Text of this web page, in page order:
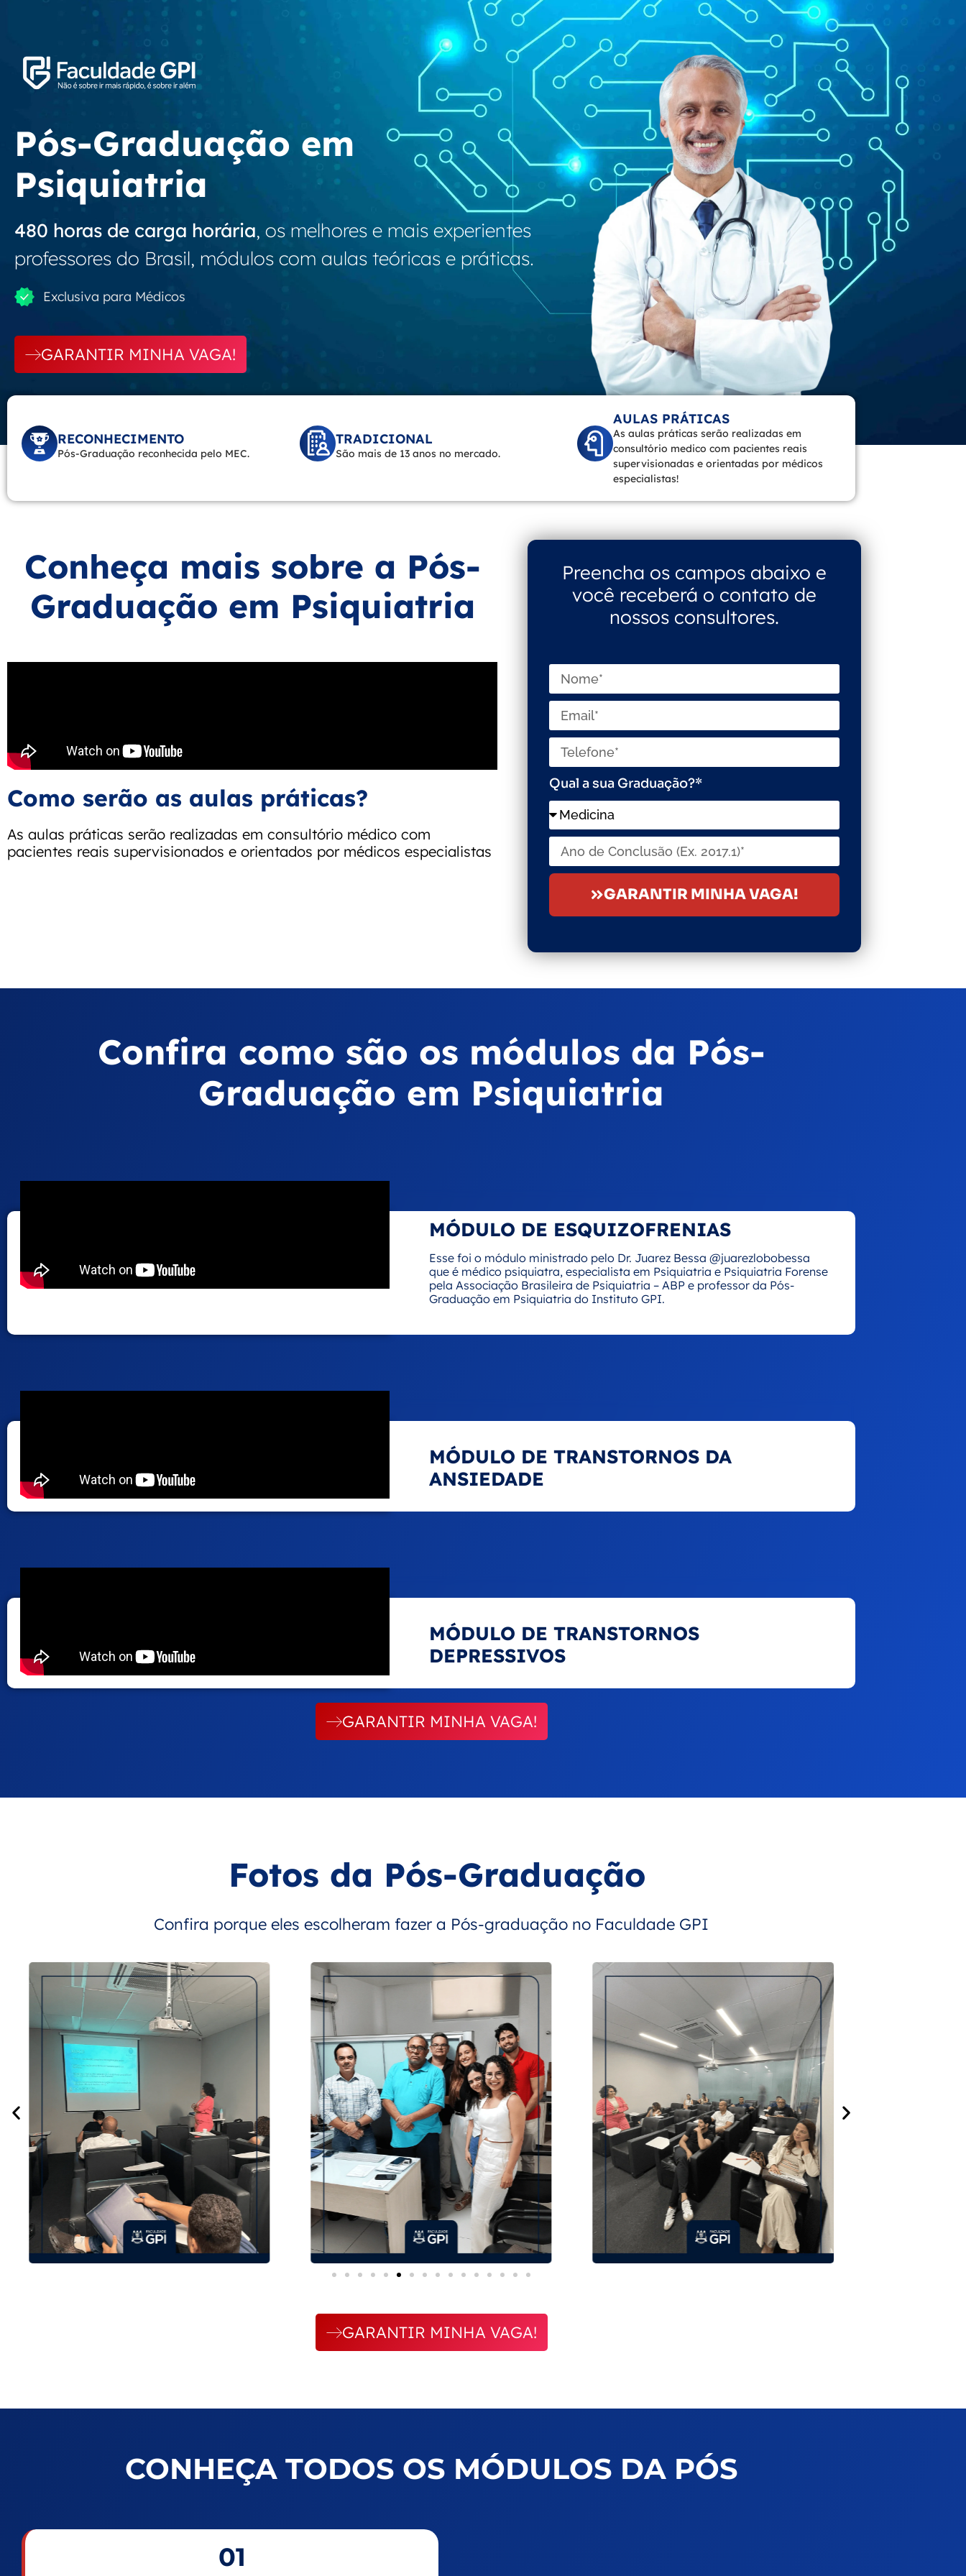
Pós-Graduação em
Psiquiatria
480 horas de carga horária, os melhores e mais experientes
professores do Brasil, módulos com aulas teóricas e práticas.
Exclusiva para Médicos
GARANTIR MINHA VAGA!
RECONHECIMENTO
Pós-Graduação reconhecida pelo MEC.
TRADICIONAL
São mais de 13 anos no mercado.
AULAS PRÁTICAS
As aulas práticas serão realizadas em
consultório medico com pacientes reais
supervisionadas e orientadas por médicos
especialistas!
Conheça mais sobre a Pós-
Graduação em Psiquiatria
Como serão as aulas práticas?
As aulas práticas serão realizadas em consultório médico com
pacientes reais supervisionados e orientados por médicos especialistas
Preencha os campos abaixo e
você receberá o contato de
nossos consultores.
Qual a sua Graduação?*
GARANTIR MINHA VAGA!
Confira como são os módulos da Pós-
Graduação em Psiquiatria
MÓDULO DE ESQUIZOFRENIAS
Esse foi o módulo ministrado pelo Dr. Juarez Bessa @juarezlobobessa
que é médico psiquiatra, especialista em Psiquiatria e Psiquiatria Forense
pela Associação Brasileira de Psiquiatria – ABP e professor da Pós-
Graduação em Psiquiatria do Instituto GPI.
MÓDULO DE TRANSTORNOS DA
ANSIEDADE
MÓDULO DE TRANSTORNOS
DEPRESSIVOS
GARANTIR MINHA VAGA!
Fotos da Pós-Graduação
Confira porque eles escolheram fazer a Pós-graduação no Faculdade GPI
GARANTIR MINHA VAGA!
CONHEÇA TODOS OS MÓDULOS DA PÓS
01